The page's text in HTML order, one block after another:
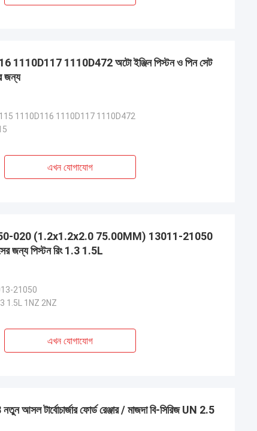
1110D472 অটো ইঞ্জিন পিস্টন ও পিন সেট
জন্য
1110D116 1110D117 1110D472
এখন যোগাযোগ
0.50-020 (1.2x1.2x2.0 75.00MM) 13011-21050
জন্য পিস্টন রিং 1.3 1.5L
21050
1.5L 1NZ 2NZ
এখন যোগাযোগ
টার্বোচার্জার ফোর্ড রেঞ্জার / মাজদা বি-সিরিজ UN 2.5